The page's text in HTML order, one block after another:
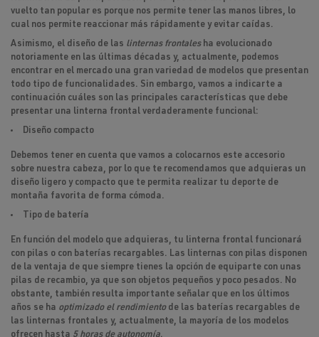
vuelto tan popular es porque nos permite tener las manos libres, lo
cual nos permite reaccionar más rápidamente y evitar caídas.
Asimismo, el diseño de las linternas frontalesha evolucionado
notoriamente en las últimas décadas y, actualmente, podemos
encontrar en el mercado una gran variedad de modelos que presentan
todo tipo de funcionalidades. Sin embargo, vamos a indicarte a
continuación cuáles son las principales características que debe
presentar una linterna frontal verdaderamente funcional:
Diseño compacto
Debemos tener en cuenta que vamos a colocarnos este accesorio
sobre nuestra cabeza, por lo que te recomendamos que adquieras un
diseño ligero y compacto que te permita realizar tu deporte de
montaña favorita de forma cómoda.
Tipo de batería
En función del modelo que adquieras, tu linterna frontal funcionará
con pilas o con baterías recargables. Las linternas con pilas disponen
de la ventaja de que siempre tienes la opción de equiparte con unas
pilas de recambio, ya que son objetos pequeños y poco pesados. No
obstante, también resulta importante señalar que en los últimos
años se ha optimizado el rendimientode las baterías recargables de
las linternas frontales y, actualmente, la mayoría de los modelos
ofrecen hasta 5 horas de autonomía.